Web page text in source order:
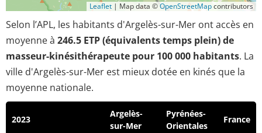
Leaflet | Map data ©OpenStreetMapcontributors
Selon l’APL, les habitants d'Argelès-sur-Mer ont accès en
moyenne à 246.5 ETP (équivalents temps plein) de
masseur-kinésithérapeute pour 100 000 habitants. La
ville d'Argelès-sur-Mer est mieux dotée en kinés que la
moyenne nationale.
2023
Argelès-
sur-Mer
Pyrénées-
Orientales
France